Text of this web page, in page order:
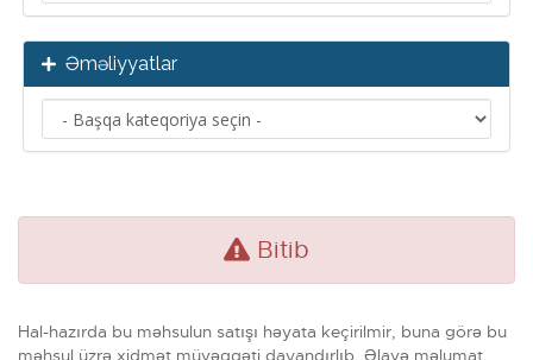
Əməliyyatlar
Bitib
Hal-hazırda bu məhsulun satışı həyata keçirilmir, buna görə bu